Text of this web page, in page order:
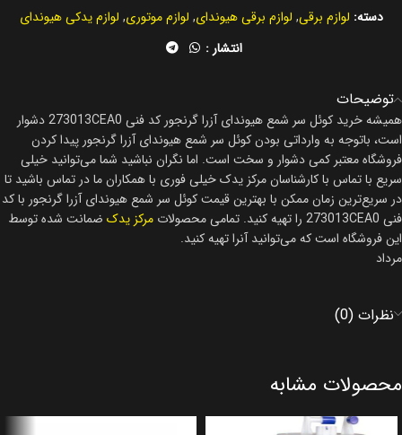
دسته: لوازم برقی, لوازم برقی هیوندای, لوازم موتوری, لوازم یدکی هیوندای
انتشار :
توضیحات
همیشه خرید کوئل سر شمع هیوندای آزرا گرنجور کد فنی 273013CEA0 دشوار
است، باتوجه به وارداتی بودن کوئل سر شمع هیوندای آزرا گرنجور پیدا کردن
فروشگاه معتبر کمی دشوار و سخت است. اما نگران نباشید شما می‌توانید خیلی
سریع با تماس با کارشناسان مرکز یدک خیلی فوری با همکاران ما در تماس باشید تا
در سریع‌ترین زمان ممکن با بهترین قیمت کوئل سر شمع هیوندای آزرا گرنجور با کد
فنی 273013CEA0 را تهیه کنید. تمامی محصولات
مرکز یدک ضمانت شده توسط
این فروشگاه است که می‌توانید آنرا تهیه کنید.
مرداد
نظرات (0)
محصولات مشابه